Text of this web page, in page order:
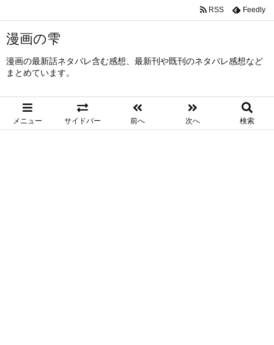
漫画の雫
漫画の最新話ネタバレ含む感想、最新刊や既刊のネタバレ感想など
まとめています。
メニュー サイドバー 前へ 次へ 検索
RSS Feedly